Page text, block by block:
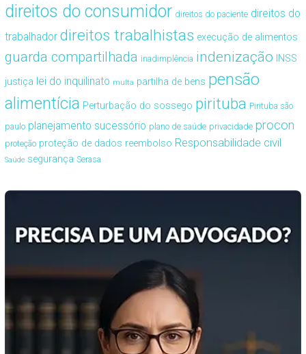
direitos do consumidor direitos do paciente direitos do
trabalhador direitos trabalhistas execução de alimentos
guarda compartilhada inadimplência indenização INSS
justiça lei do inquilinato multa partilha de bens pensão
alimentícia Perturbação do sossego pirituba Pirituba são
paulo planejamento sucessório plano de saúde privacidade procon
proteção proteção de dados reembolso Responsabilidade civil
Saúde segurança Serasa